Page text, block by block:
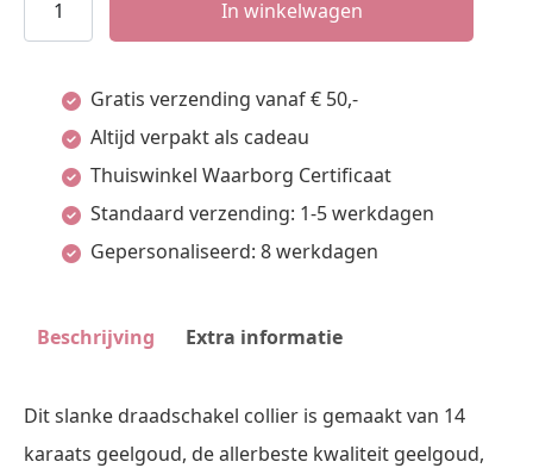
Collier
Goud
Zilveren
Kern
aantal
In winkelwagen
Gratis verzending vanaf € 50,-
Altijd verpakt als cadeau
Thuiswinkel Waarborg Certificaat
Standaard verzending: 1-5 werkdagen
Gepersonaliseerd: 8 werkdagen
Beschrijving Extra informatie
Dit slanke draadschakel collier is gemaakt van 14
karaats geelgoud, de allerbeste kwaliteit geelgoud,